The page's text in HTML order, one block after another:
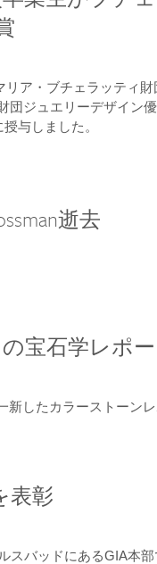
ア・ブチェラッティ
団ジュエリーデザイン
与しました。
逝去
宝石学レポ
新したカラーストーン
表彰
スバッドにあるGIA本